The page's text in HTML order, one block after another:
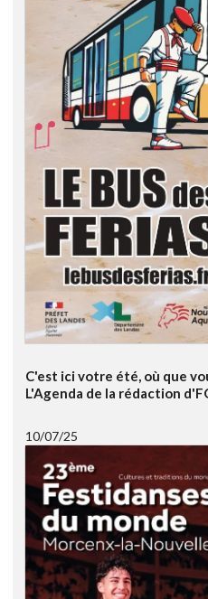
C'est ici votre été, où que
L'Agenda de la rédaction
10/07/25